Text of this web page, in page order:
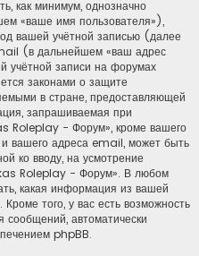
как минимум, однозначно
«ваше имя пользователя»),
вашей учётной записью (далее
(в дальнейшем «ваш адрес
записи на форумах
законами о защите
в стране, предоставляющей
запрашиваемая при
Roleplay - Форум», кроме вашего
вашего адреса email, может быть
ко вводу, на усмотрение
Roleplay - Форум». В любом
какая информация из вашей
того, у вас есть возможность
сообщений, автоматически
phpBB.